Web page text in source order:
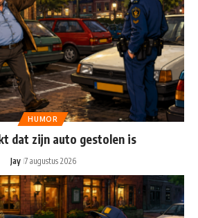
HUMOR
dat zijn auto gestolen is
Jay 7 augustus 2026